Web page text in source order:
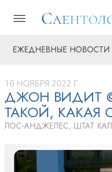
ЕЖЕДНЕВНЫЕ НОВОСТИ
16 НОЯБРЯ 2022 Г.
ДЖОН ВИДИТ
ТАКОЙ, КАКАЯ
ЛОС‑АНДЖЕЛЕС, ШТАТ